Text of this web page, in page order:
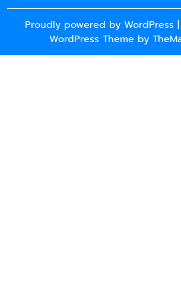
Proudly powered by WordPress |
WordPress Theme by